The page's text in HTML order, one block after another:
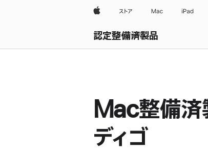
Appleストア Mac iPad
認定整備済製品
すべて表示
Mac整備済
ディゴ